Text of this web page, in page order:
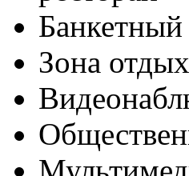
Банкетный
Зона